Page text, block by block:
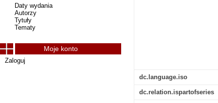
dc.language.iso
dc.relation.ispartofseries
Daty wydania
Autorzy
Tytuły
Tematy
Moje konto
Zaloguj